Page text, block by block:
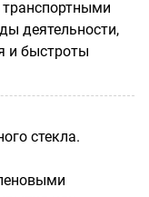
транспортными
деятельности,
и быстроты
стекла.